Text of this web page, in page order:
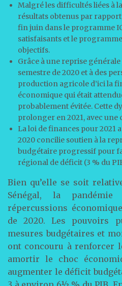
Malgré les difficultés liées à
résultats obtenus par
fin juin dans le programme
satisfaisants et le
objectifs.
Grâce à une reprise
semestre de 2020 et à des
production agricole d’ici la
économique qui était
probablement évitée. Cette
prolonger en 2021, avec une
La loi de finances pour 2021
2020 concilie soutien à la
budgétaire progressif pour
régional de déficit (3 % du
Bien qu’elle se soit
Sénégal, la
répercussions
de 2020. Les pouvoirs
mesures budgétaires et
ont concouru à renforcer
amortir le choc
augmenter le déficit